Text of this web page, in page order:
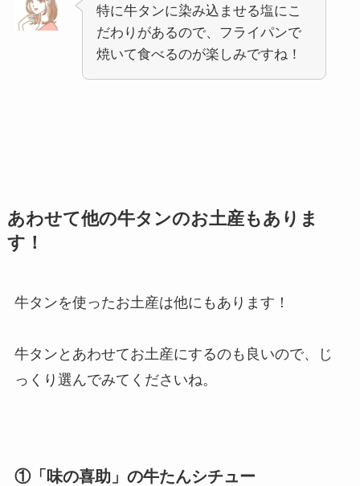
特に牛タンに染み込ませる塩にこ
だわりがあるので、フライパンで
焼いて食べるのが楽しみですね！
あわせて他の牛タンのお土産もありま
す！
牛タンを使ったお土産は他にもあります！
牛タンとあわせてお土産にするのも良いので、じ
っくり選んでみてくださいね。
①「味の喜助」の牛たんシチュー